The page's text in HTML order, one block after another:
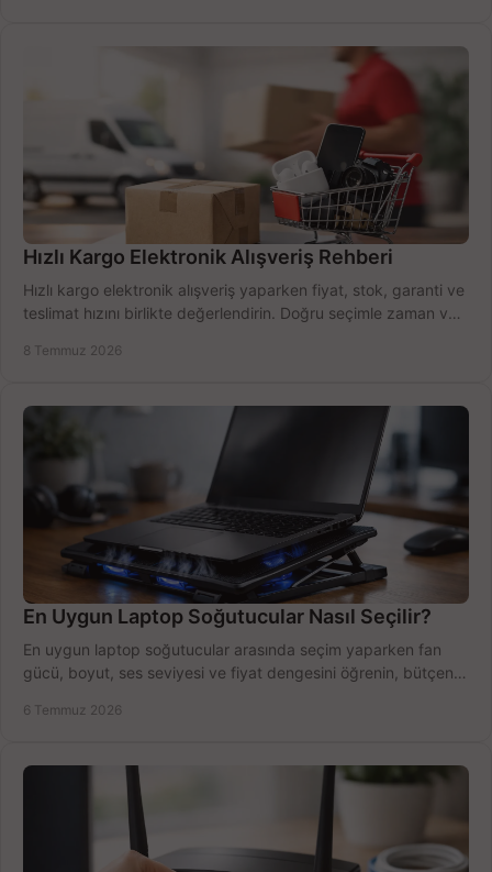
Hızlı Kargo Elektronik Alışveriş Rehberi
Hızlı kargo elektronik alışveriş yaparken fiyat, stok, garanti ve
teslimat hızını birlikte değerlendirin. Doğru seçimle zaman ve
8 Temmuz 2026
En Uygun Laptop Soğutucular Nasıl Seçilir?
En uygun laptop soğutucular arasında seçim yaparken fan
gücü, boyut, ses seviyesi ve fiyat dengesini öğrenin, bütçenizi
6 Temmuz 2026